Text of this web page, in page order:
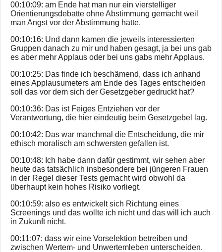
00:10:09: am Ende hat man nur ein vierstelliger
Orientierungsdebatte ohne Abstimmung gemacht weil
man Angst vor der Abstimmung hatte.
00:10:16: Und dann kamen die jeweils interessierten
Gruppen danach zu mir und haben gesagt, ja bei uns gab
es aber mehr Applaus oder bei uns gabs mehr Applaus.
00:10:25: Das finde ich beschämend, dass ich anhand
eines Applausumeters am Ende des Tages entscheiden
soll das vor dem sich der Gesetzgeber gedruckt hat?
00:10:36: Das ist Feiges Entziehen vor der
Verantwortung, die hier eindeutig beim Gesetzgebel lag.
00:10:42: Das war manchmal die Entscheidung, die mir
ethisch moralisch am schwersten gefallen ist.
00:10:48: Ich habe dann dafür gestimmt, wir sehen aber
heute das tatsächlich insbesondere bei jüngeren Frauen
in der Regel dieser Tests gemacht wird obwohl da
überhaupt kein hohes Risiko vorliegt.
00:10:59: also es entwickelt sich Richtung eines
Screenings und das wollte ich nicht und das will ich auch
in Zukunft nicht.
00:11:07: dass wir eine Vorselektion betreiben und
zwischen Wertem- und Unwertemleben unterscheiden.